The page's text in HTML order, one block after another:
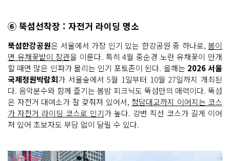
⑥ 뚝섬선착장 : 자전거 라이딩 명소
뚝섬한강공원은 서울에서 가장 인기 있는 한강공원 중 하나로, 봄이
면 유채꽃밭이 장관을 이룬다. 특히 4월 중순경 노란 유채꽃이 만개
할 때면 많은 인파가 몰리는 인기 포토존이 된다. 올해는 2026 서울
국제정원박람회가 서울숲에서 5월 1일부터 10월 27일까지 개최된
다. 음악분수와 함께 즐기는 봄밤 피크닉도 뚝섬만의 매력이다. 뚝섬
은 자전거 대여소가 잘 갖춰져 있어서, 청담대교까지 이어지는 코스
가 자전거 라이딩 코스로 인기가 높다. 강변 직선 코스가 길게 이어
져 있어 초보자도 부담 없이 달릴 수 있다.